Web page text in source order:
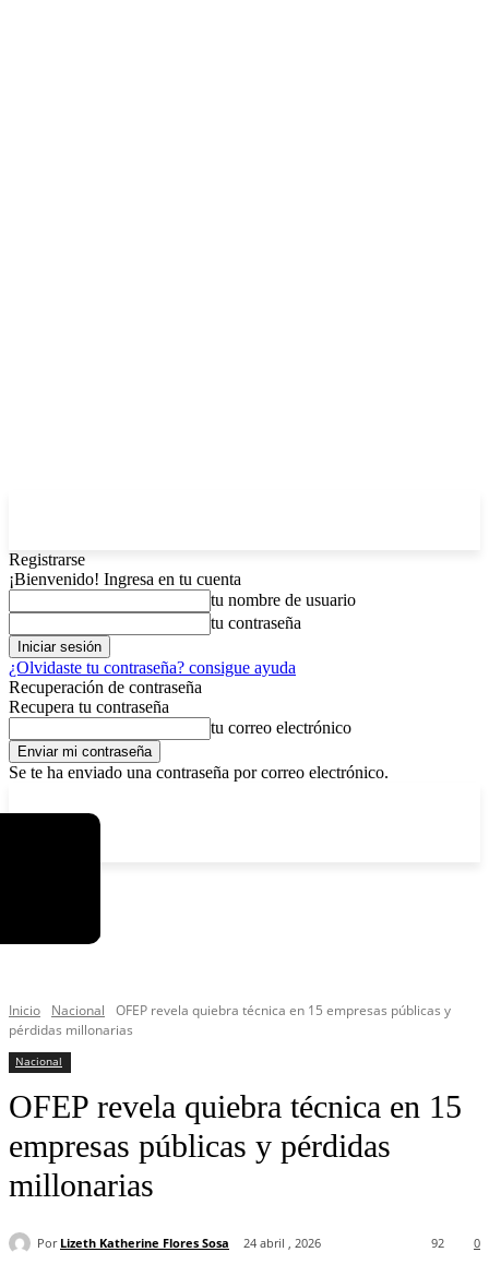
Registrarse
¡Bienvenido! Ingresa en tu cuenta
tu nombre de usuario
tu contraseña
¿Olvidaste tu contraseña? consigue ayuda
Recuperación de contraseña
Recupera tu contraseña
tu correo electrónico
Se te ha enviado una contraseña por correo electrónico.
Inicio Nacional
OFEP revela quiebra técnica en 15 empresas públicas y
pérdidas millonarias
Nacional
OFEP revela quiebra técnica en 15
empresas públicas y pérdidas
millonarias
Por Lizeth Katherine Flores Sosa 24 abril , 2026 0
92